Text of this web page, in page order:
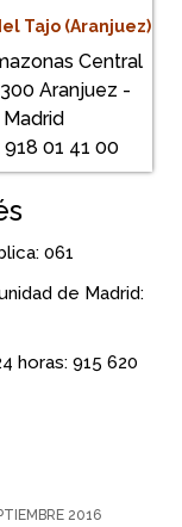
Tajo (Aranjuez)
Central
Aranjuez -
Madrid
918 01 41 00
061
de Madrid:
horas: 915 620
2016